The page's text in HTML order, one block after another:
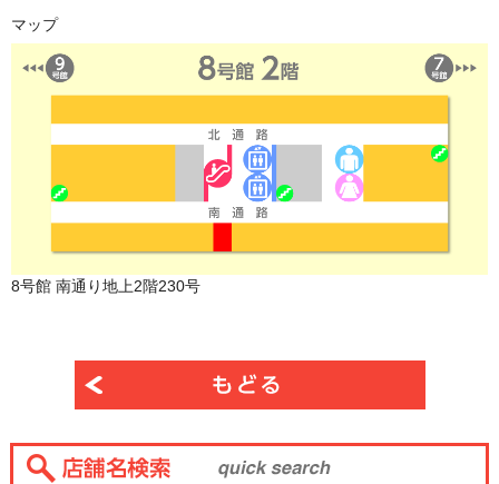
マップ
8号館 南通り地上2階230号